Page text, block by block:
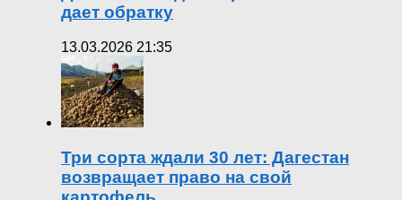
дает обратку
13.03.2026 21:35
Три сорта ждали 30 лет: Дагестан
возвращает право на свой